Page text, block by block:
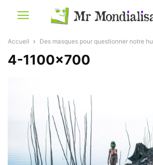
Accueil Des masques pour questionner notre
4-1100×700